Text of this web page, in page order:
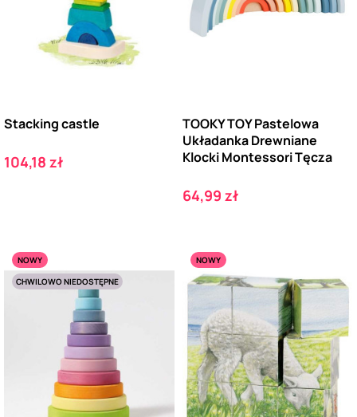
Stacking castle
Cena
104,18 zł
TOOKY TOY Pastelowa
Układanka Drewniane
Klocki Montessori Tęcza
Cena
64,99 zł
NOWY
CHWILOWO NIEDOSTĘPNE
NOWY